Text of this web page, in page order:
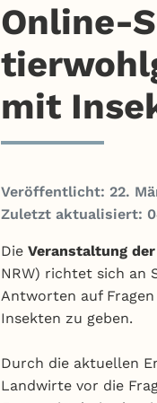
Online-
mit
Veröffentlicht: 22.
Zuletzt aktualisiert:
Die Veranstaltung
NRW) richtet sich an
Antworten auf
Insekten zu geben.
Durch die aktuellen
Landwirte vor die